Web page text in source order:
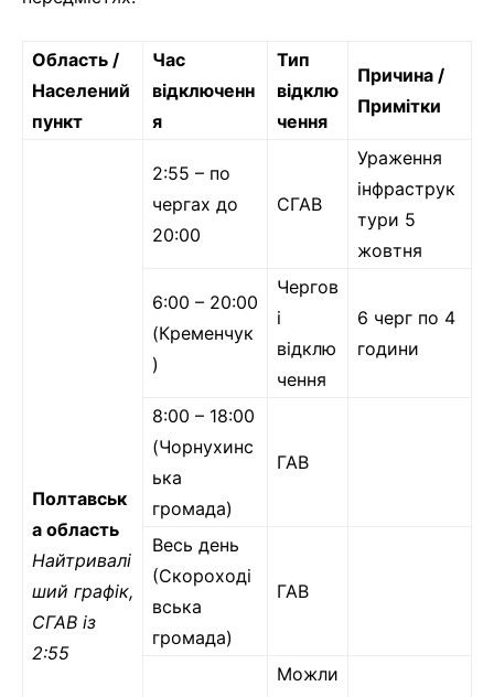
Область /
Населений
пункт
Час
відключенн
я
Тип
відклю
чення
Причина /
Примітки
Полтавськ
а область
Найтривалі
ший графік,
СГАВ із
2:55
2:55 – по
чергах до
20:00
СГАВ
Ураження
інфраструк
тури 5
жовтня
6:00 – 20:00
(Кременчук
)
Чергов
і
відклю
чення
6 черг по 4
години
8:00 – 18:00
(Чорнухинс
ька
громада)
ГАВ
Весь день
(Скороході
вська
громада)
ГАВ
Можли